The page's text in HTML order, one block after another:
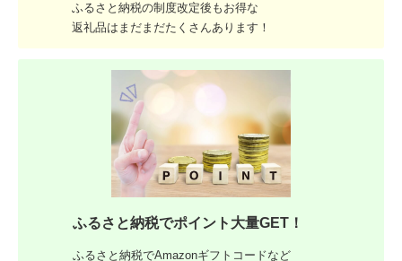
ふるさと納税の制度改定後もお得な
返礼品はまだまだたくさんあります！
ふるさと納税でポイント大量GET！
ふるさと納税でAmazonギフトコードなど